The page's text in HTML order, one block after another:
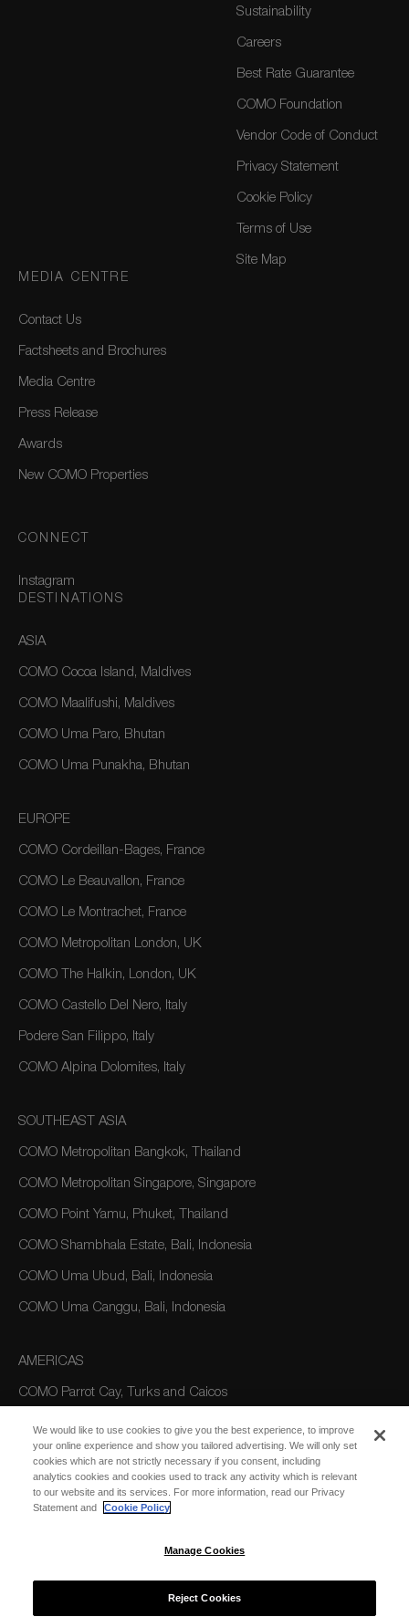
Sustainability
Careers
Best Rate Guarantee
COMO Foundation
Vendor Code of Conduct
Privacy Statement
Cookie Policy
Terms of Use
Site Map
MEDIA CENTRE
Contact Us
Factsheets and Brochures
Media Centre
Press Release
Awards
New COMO Properties
CONNECT
Instagram
DESTINATIONS
ASIA
COMO Cocoa Island, Maldives
COMO Maalifushi, Maldives
COMO Uma Paro, Bhutan
COMO Uma Punakha, Bhutan
EUROPE
COMO Cordeillan-Bages, France
COMO Le Beauvallon, France
COMO Le Montrachet, France
COMO Metropolitan London, UK
COMO The Halkin, London, UK
COMO Castello Del Nero, Italy
Podere San Filippo, Italy
COMO Alpina Dolomites, Italy
SOUTHEAST ASIA
COMO Metropolitan Bangkok, Thailand
COMO Metropolitan Singapore, Singapore
COMO Point Yamu, Phuket, Thailand
COMO Shambhala Estate, Bali, Indonesia
COMO Uma Ubud, Bali, Indonesia
COMO Uma Canggu, Bali, Indonesia
AMERICAS
COMO Parrot Cay, Turks and Caicos
AUSTRALIA/OCEANIA
COMO The Treasury, Perth
We would like to use cookies to give you the best experience, to improve
your online experience and show you tailored advertising. We will only set
cookies which are not strictly necessary if you consent, including
analytics cookies and cookies used to track any activity which is relevant
to our website and its services. For more information, read our Privacy
Statement and
Cookie Policy
Manage Cookies
Reject Cookies